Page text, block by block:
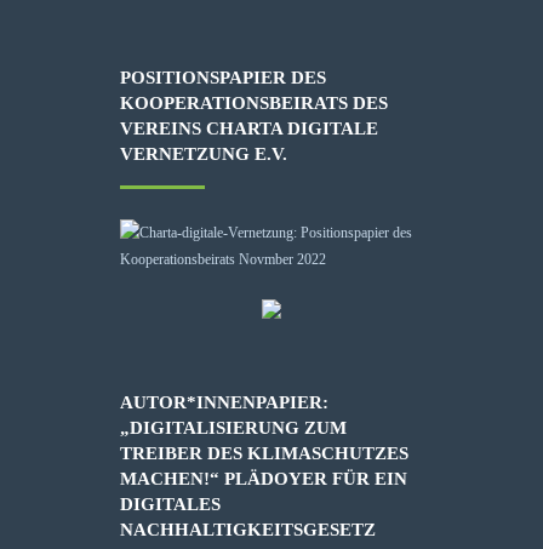
POSITIONSPAPIER DES
KOOPERATIONSBEIRATS DES
VEREINS CHARTA DIGITALE
VERNETZUNG E.V.
AUTOR*INNENPAPIER:
„DIGITALISIERUNG ZUM
TREIBER DES KLIMASCHUTZES
MACHEN!“ PLÄDOYER FÜR EIN
DIGITALES
NACHHALTIGKEITSGESETZ